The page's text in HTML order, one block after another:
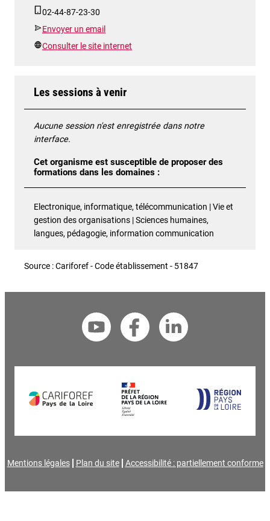
02-44-87-23-30
Envoyer un email
Consulter le site internet
Les sessions à venir
Aucune session n'est enregistrée dans notre
interface.
Cet organisme est susceptible de proposer des
formations dans les domaines :
Electronique, informatique, télécommunication | Vie et
gestion des organisations | Sciences humaines,
langues, pédagogie, information communication
Source : Cariforef - Code établissement - 51847
Mentions légales Plan du site Accessibilité : partiellement conforme